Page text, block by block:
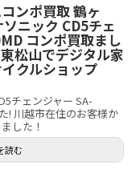
ンポ買取 鶴ヶ
ニック CD5チェ
コンポ買取まし
松山でデジタル家
クルショップ
チェンジャー SA-
! 川越市在住のお客様か
した！
読む